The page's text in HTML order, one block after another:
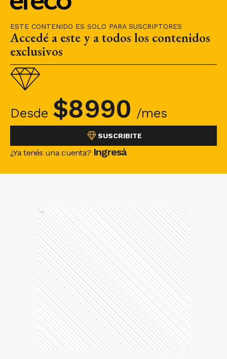
ESTE CONTENIDO ES SOLO PARA SUSCRIPTORES
Accedé a este y a todos los contenidos
exclusivos
Desde $8990 /mes
SUSCRIBITE
¿Ya tenés una cuenta? Ingresá
Ads